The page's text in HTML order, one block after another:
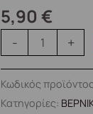
5,90€
-
-
#866
(Metallic
Oxblood)
ποσότητα
+
Κωδικός
Κατηγορίες: